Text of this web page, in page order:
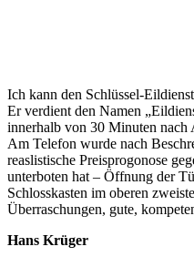
Ich kann den Schlüssel-
Er verdient den Namen
innerhalb von 30 Minuten nach
Am Telefon wurde nach
reaslistische Preisprogonose
unterboten hat – Öffnung der
Schlosskasten im oberen
Überraschungen, gute,
Hans Krüger